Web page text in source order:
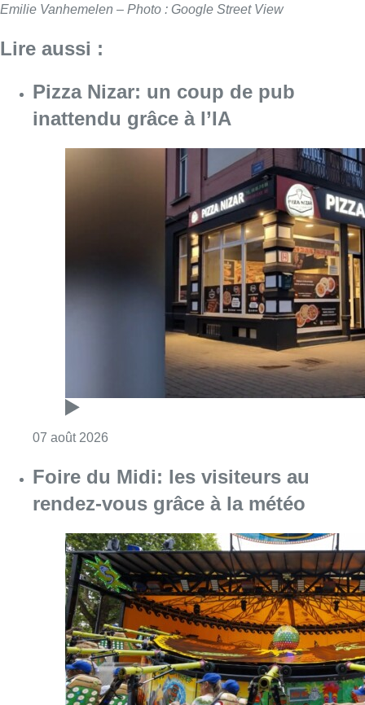
Emilie Vanhemelen – Photo : Google Street View
Lire aussi :
Pizza Nizar: un coup de pub
inattendu grâce à l’IA
07 août 2026
Foire du Midi: les visiteurs au
rendez-vous grâce à la météo